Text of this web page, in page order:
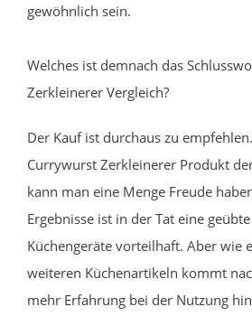
gewöhnlich sein.
Welches ist demnach das
Zerkleinerer Vergleich?
Der Kauf ist durchaus zu
Currywurst Zerkleinerer Produkt
kann man eine Menge Freude
Ergebnisse ist in der Tat eine
Küchengeräte vorteilhaft. Aber wie
weiteren Küchenartikeln kommt
mehr Erfahrung bei der Nutzung